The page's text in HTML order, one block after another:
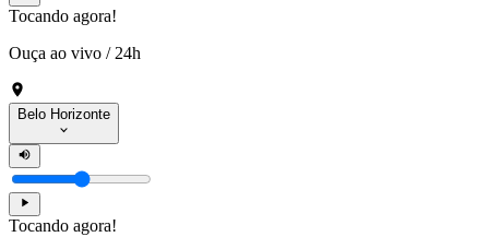
Tocando agora!
Ouça ao vivo / 24h
Belo Horizonte
Tocando agora!